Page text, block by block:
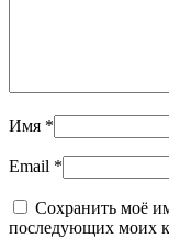
Имя *
Email *
Сохранить моё
последующих моих